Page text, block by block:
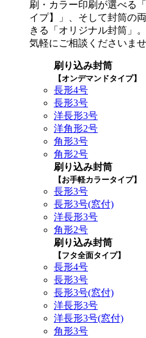
刷・カラー印刷が選べる
イプ】」、そして封筒の
きる「オリジナル封筒」
気軽にご相談くださいませ
刷り込み封筒
【オンデマンドタイプ】
長形4号
長形3号
洋長形3号
洋角形2号
角形3号
角形2号
刷り込み封筒
【お手軽カラータイプ】
長形3号
長形3号(窓付)
洋長形3号
角形2号
刷り込み封筒
【フタ全面タイプ】
長形4号
長形3号
長形3号(窓付)
洋長形3号
洋長形3号(窓付)
角形3号